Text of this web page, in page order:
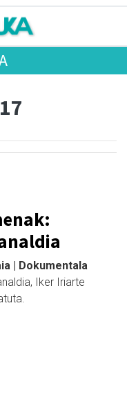
| Dokumentala
Iker Iriarte